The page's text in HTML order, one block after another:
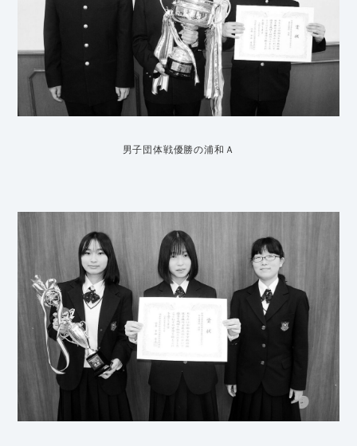
男子団体戦優勝の浦和Ａ